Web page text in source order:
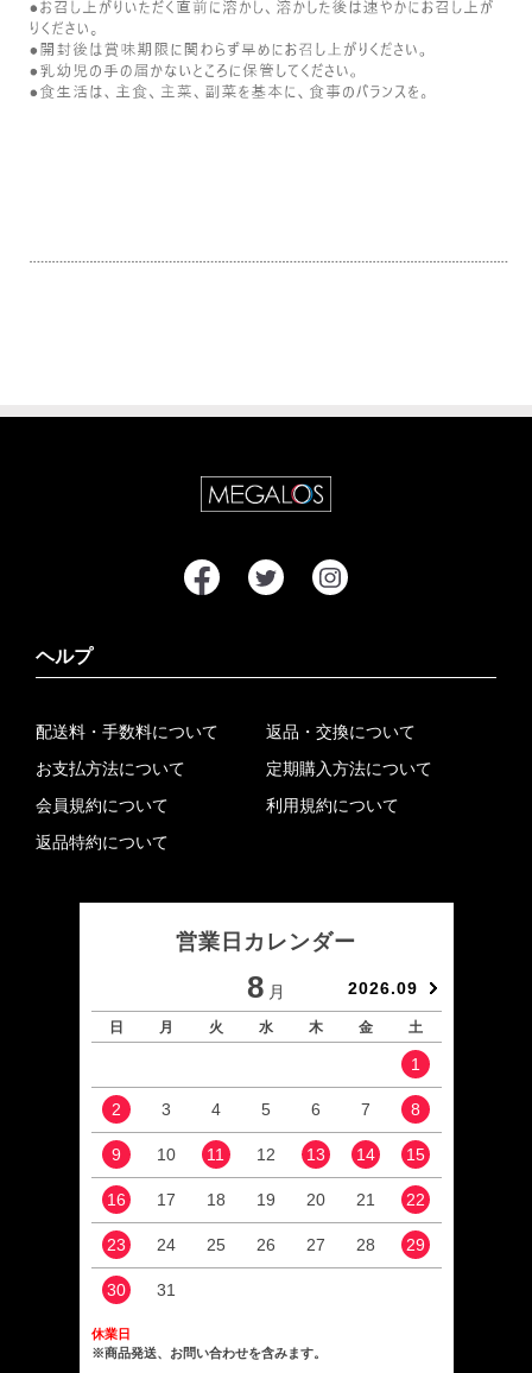
ヘルプ
配送料・手数料について
お支払方法について
会員規約について
返品特約について
返品・交換について
定期購入方法について
利用規約について
営業日カレンダー
8 月 2026.09
日 月 火 水 木 金 土
1
2 3 4 5 6 7 8
9 10 11 12 13 14 15
16 17 18 19 20 21 22
23 24 25 26 27 28 29
30 31
休業日
※商品発送、お問い合わせを含みます。